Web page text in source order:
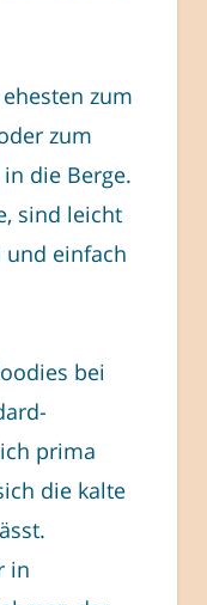
zum
zum
die Berge.
sind leicht
und einfach
bei
prima
die kalte
in